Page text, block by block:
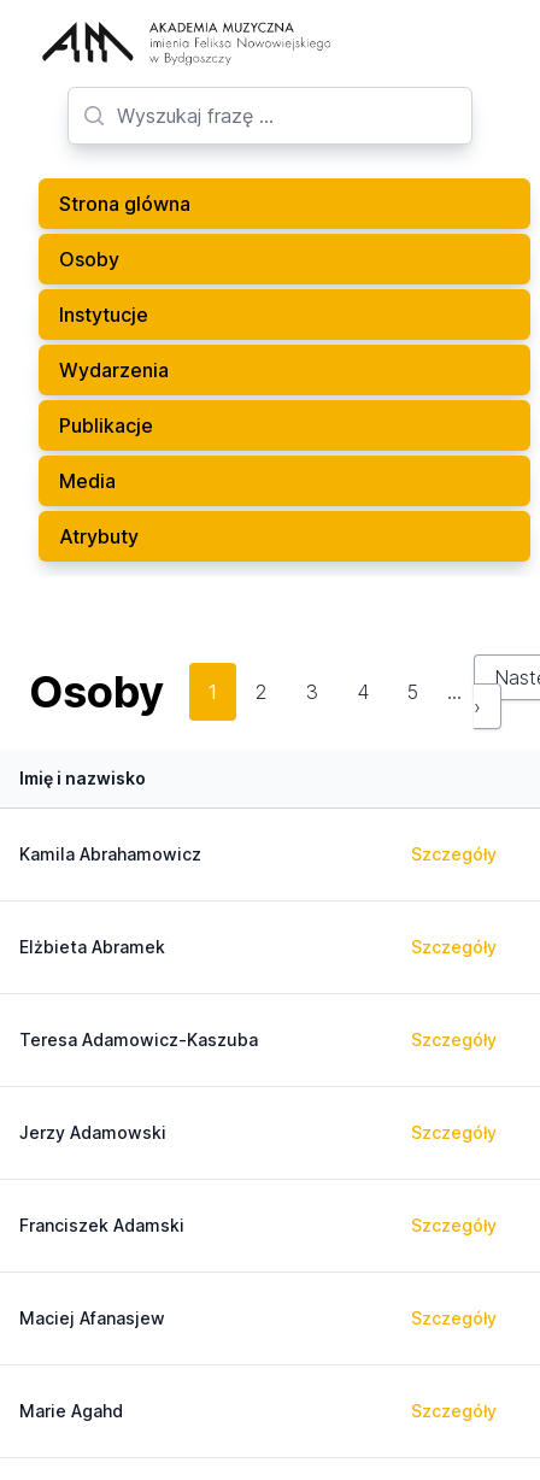
Strona glówna
Osoby
Instytucje
Wydarzenia
Publikacje
Media
Atrybuty
Osoby 1 2 3 4 5 …
›
Imię i nazwisko
Kamila Abrahamowicz Szczegóły
Elżbieta Abramek Szczegóły
Teresa Adamowicz-Kaszuba Szczegóły
Jerzy Adamowski Szczegóły
Franciszek Adamski Szczegóły
Maciej Afanasjew Szczegóły
Marie Agahd Szczegóły